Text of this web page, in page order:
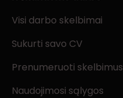
Visi darbo skelbimai
Sukurti savo CV
Prenumeruoti skelbimus
Naudojimosi sąlygos